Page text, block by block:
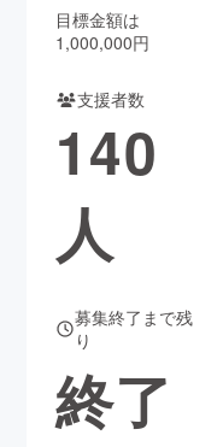
Creation
ya コミュニティ
目標金額は
1,000,000円
支援者数
140
人
募集終了まで残
り
終了